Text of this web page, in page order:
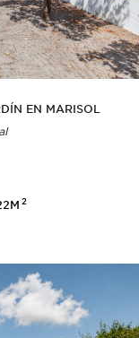
EN MARISOL
2